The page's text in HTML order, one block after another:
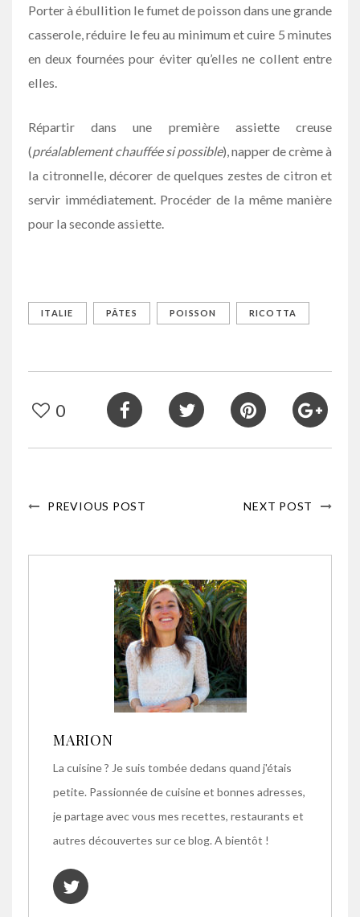
Porter à ébullition le fumet de poisson dans une grande
casserole, réduire le feu au minimum et cuire 5 minutes
en deux fournées pour éviter qu’elles ne collent entre
elles.
Répartir dans une première assiette creuse
(préalablement chauffée si possible), napper de crème à
la citronnelle, décorer de quelques zestes de citron et
servir immédiatement. Procéder de la même manière
pour la seconde assiette.
ITALIE PÂTES POISSON RICOTTA
0
PREVIOUS POST NEXT POST
MARION
La cuisine ? Je suis tombée dedans quand j'étais
petite. Passionnée de cuisine et bonnes adresses,
je partage avec vous mes recettes, restaurants et
autres découvertes sur ce blog. A bientôt !